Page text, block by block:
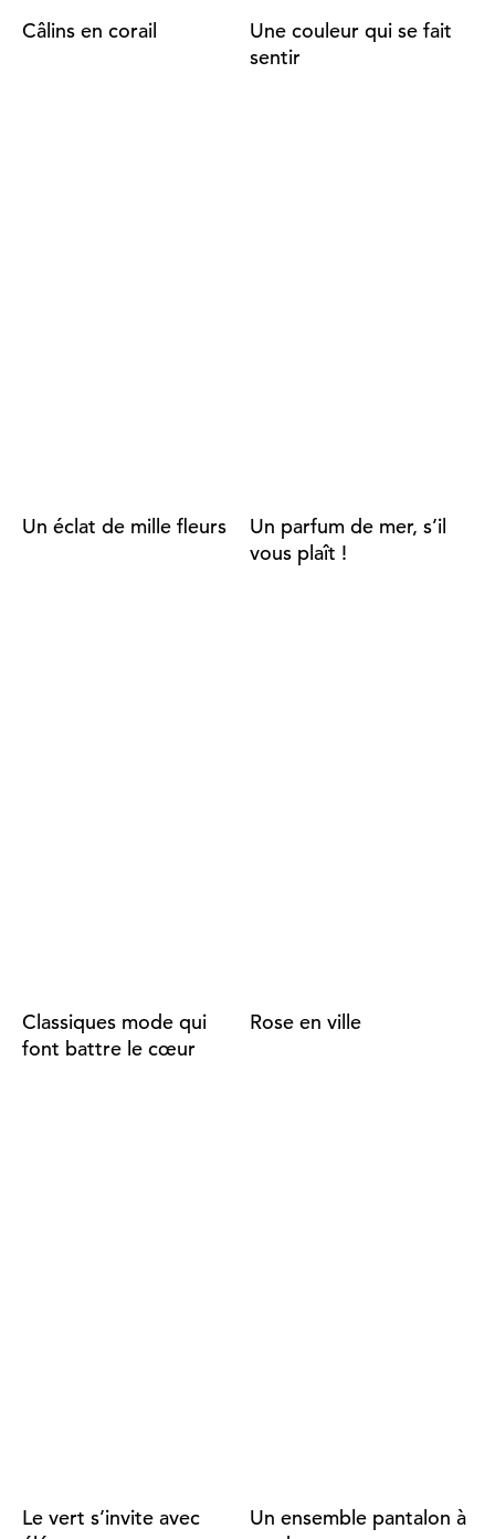
Câlins en corail
Une couleur qui se fait
sentir
Un éclat de mille fleurs
Un parfum de mer, s’il
vous plaît !
Classiques mode qui
font battre le cœur
Rose en ville
Le vert s’invite avec
Un ensemble pantalon à